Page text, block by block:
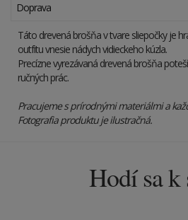
Doprava
Táto drevená brošňa v tvare sliepočky je
outfitu vnesie nádych vidieckeho kúzla.
Precízne vyrezávaná drevená brošňa
ručných prác.
Pracujeme s prírodnými materiálmi a
Fotografia produktu je ilustračná.
Hodí sa k